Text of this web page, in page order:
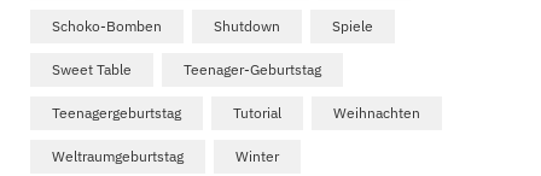
Schoko-Bomben Shutdown Spiele
Sweet Table Teenager-Geburtstag
Teenagergeburtstag Tutorial Weihnachten
Weltraumgeburtstag Winter